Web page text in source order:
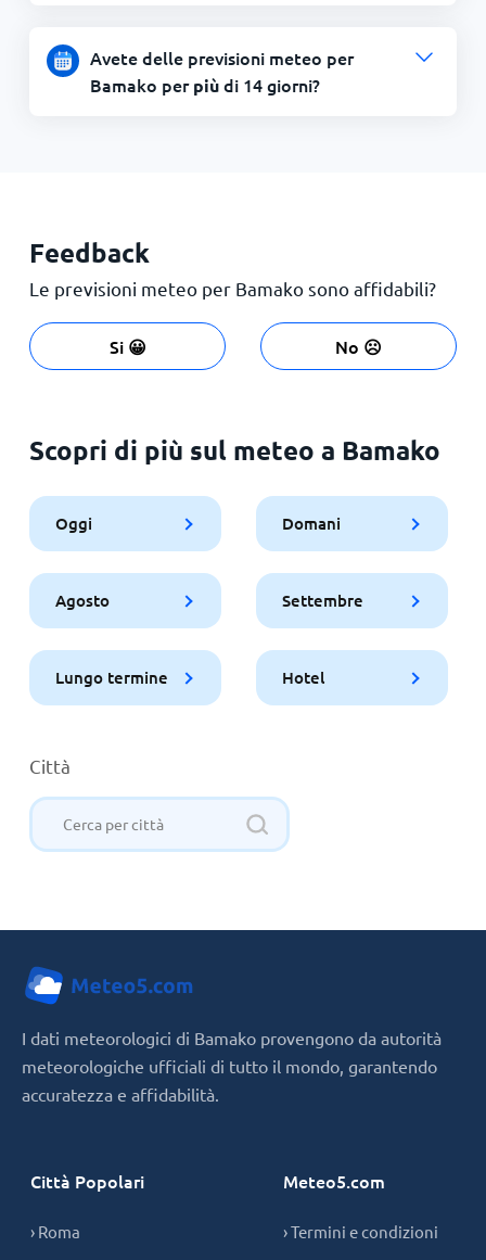
Avete delle previsioni meteo per
Bamako perpiùdi 14 giorni?
Feedback
Le previsioni meteo per Bamako sono affidabili?
Si 😀 No ☹️
Scopri di più sul meteo a Bamako
Oggi Domani
Agosto Settembre
Lungo termine Hotel
Città
I dati meteorologici di Bamako provengono da autorità
meteorologiche ufficiali di tutto il mondo, garantendo
accuratezza e affidabilità.
Città Popolari
› Roma
Meteo5.com
› Termini e condizioni